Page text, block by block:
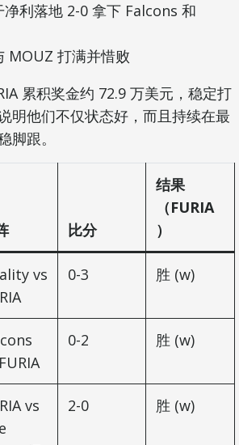
利落地 2-0 拿下 Falcons 和
MOUZ 打满并惜败
累积奖金约 72.9 万美元，稳定打
明他们不仅状态好，而且持续在最
脚跟。
比分
结果
（FURIA
）
vs
0-3 胜 (w)
0-2 胜 (w)
vs
2-0 胜 (w)